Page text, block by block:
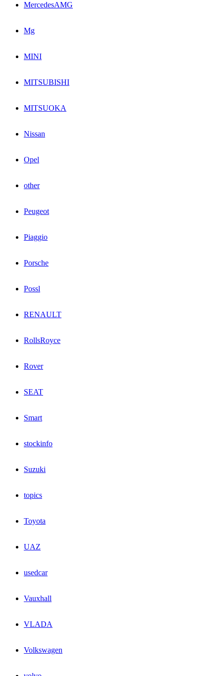
MercedesAMG
Mg
MINI
MITSUBISHI
MITSUOKA
Nissan
Opel
other
Peugeot
Piaggio
Porsche
Possl
RENAULT
RollsRoyce
Rover
SEAT
Smart
stockinfo
Suzuki
topics
Toyota
UAZ
usedcar
Vauxhall
VLADA
Volkswagen